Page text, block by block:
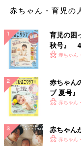
のような仕事をして
家族の大反対にあうの
ほかにも予想の斜め
「カラス。賢いし、美
「私が飼いたいのは
ガサゴソとお散歩しま
海水がないし、無理で
貝も確かに生き物の
しれません。
赤ちゃん・育児の
育児の困
秋号』 4
いっぱい
赤ちゃん
赤ちゃん
ブ 夏号
く！ おっ
赤ちゃん
赤ちゃん
赤ちゃん